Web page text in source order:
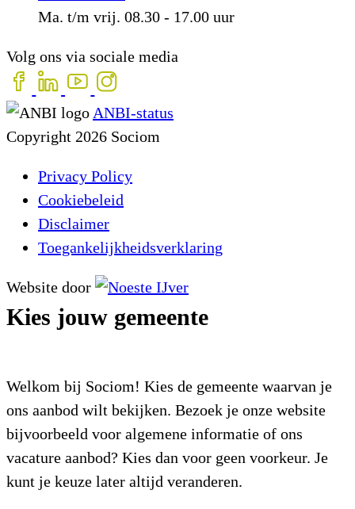
Ma. t/m vrij. 08.30 - 17.00 uur
Volg ons via sociale media
ANBI-status
Copyright 2026 Sociom
Privacy Policy
Cookiebeleid
Disclaimer
Toegankelijkheidsverklaring
Website door
Kies jouw gemeente
Welkom bij Sociom! Kies de gemeente waarvan je
ons aanbod wilt bekijken. Bezoek je onze website
bijvoorbeeld voor algemene informatie of ons
vacature aanbod? Kies dan voor geen voorkeur. Je
kunt je keuze later altijd veranderen.